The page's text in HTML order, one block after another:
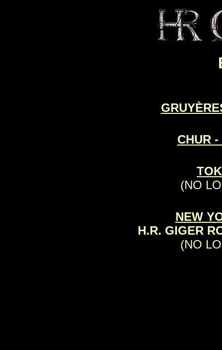
CHUR
(NO
NEW
H.R. GIGER
(NO